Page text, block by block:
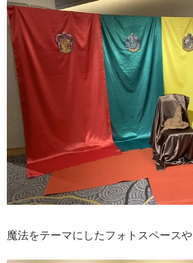
魔法をテーマにしたフォトスペースや